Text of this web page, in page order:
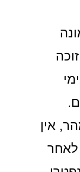
אין
לאחר